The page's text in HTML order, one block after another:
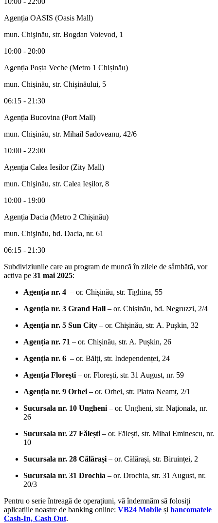
Agenția OASIS (Oasis Mall)
mun. Chişinău, str. Bogdan Voievod, 1
10:00 - 20:00
Agenția Poșta Veche (Metro 1 Chișinău)
mun. Chişinău, str. Chișinăului, 5
06:15 - 21:30
Agenția Bucovina (Port Mall)
mun. Chişinău, str. Mihail Sadoveanu, 42/6
10:00 - 22:00
Agenția Calea Iesilor (Zity Mall)
mun. Chişinău, str. Calea Ieșilor, 8
10:00 - 19:00
Agenția Dacia (Metro 2 Chișinău)
mun. Chişinău, bd. Dacia, nr. 61
06:15 - 21:30
Subdiviziunile care au program de muncă în zilele de sâmbătă, vor
activa pe 31 mai 2025:
Agenția nr. 4 – or. Chișinău, str. Tighina, 55
Agenția nr. 3 Grand Hall – or. Chișinău, bd. Negruzzi, 2/4
Agenția nr. 5 Sun City – or. Chișinău, str. A. Pușkin, 32
Agenția nr. 71 – or. Chișinău, str. A. Pușkin, 26
Agenția nr. 6 – or. Bălți, str. Independenței, 24
Agenția Florești – or. Florești, str. 31 August, nr. 59
Agenția nr. 9 Orhei – or. Orhei, str. Piatra Neamț, 2/1
Sucursala nr. 10 Ungheni – or. Ungheni, str. Naționala, nr.
26
Sucursala nr. 27 Fălești – or. Fălești, str. Mihai Eminescu, nr.
10
Sucursala nr. 28 Călărași – or. Călărași, str. Biruinței, 2
Sucursala nr. 31 Drochia – or. Drochia, str. 31 August, nr.
20/3
Pentru o serie întreagă de operațiuni, vă îndemnăm să folosiți
aplicațiile noastre de banking online: VB24 Mobile și bancomatele
Cash-In, Cash Out.